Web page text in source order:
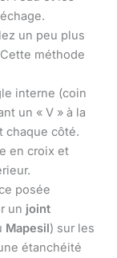
un peu plus
méthode
interne (coin
un « V » à la
chaque côté.
en croix et
posée
un joint
Mapesil) sur les
étanchéité